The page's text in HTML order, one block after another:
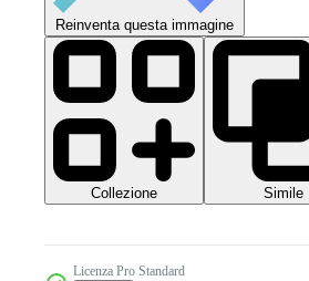
Reinventa questa immagine
Collezione Simile
Licenza Pro Standard